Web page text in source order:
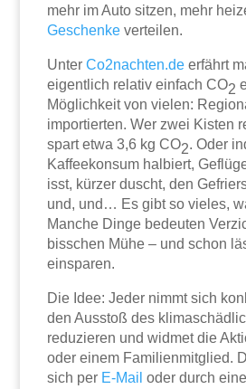
mehr im Auto sitzen, mehr
Geschenke verteilen.
UnterCo2nachten.de erfährt
eigentlich relativ einfach CO2
Möglichkeit von vielen:
importierten. Wer zwei Kisten
spart etwa 3,6 kg CO2. Oder
Kaffeekonsum halbiert,
isst, kürzer duscht, den
und, und… Es gibt so vieles,
Manche Dinge bedeuten
bisschen Mühe – und schon
einsparen.
Die Idee: Jeder nimmt sich
den Ausstoß des
reduzieren und widmet die
oder einem Familienmitglied.
sich per E-Mail oder durch